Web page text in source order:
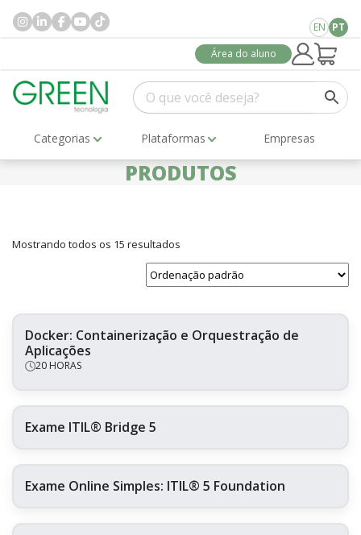
EN PT
Área do aluno
Categorias Plataformas Empresas
PRODUTOS
Mostrando todos os 15 resultados
Docker: Containerização e Orquestração de
Aplicações
20 HORAS
Exame ITIL® Bridge 5
Exame Online Simples: ITIL® 5 Foundation